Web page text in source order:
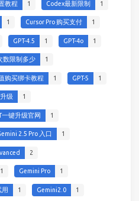
教程 1 Codex最新限制 1
1 Cursor Pro 购买支付 1
GPT-4.5 1 GPT-4o 1
数限制多少 1
购买绑卡教程 1 GPT-5 1
级 1
一键升级官网 1
2.5 Pro 入口 1
2
1 Gemini Pro 1
用 1 Gemini2.0 1